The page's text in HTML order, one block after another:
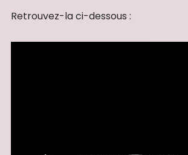
Retrouvez-la ci-dessous :